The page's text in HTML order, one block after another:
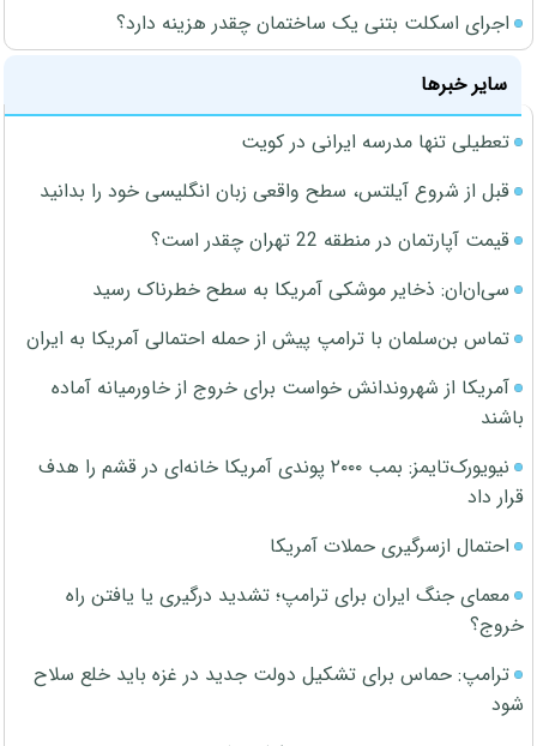
اجرای اسکلت بتنی یک ساختمان چقدر هزینه دارد؟
سایر خبرها
تعطیلی تنها مدرسه ایرانی در کویت
قبل از شروع آیلتس، سطح واقعی زبان انگلیسی خود را بدانید
قیمت آپارتمان در منطقه 22 تهران چقدر است؟
سی‌ان‌ان: ذخایر موشکی آمریکا به سطح خطرناک رسید
تماس بن‌سلمان با ترامپ پیش از حمله احتمالی آمریکا به ایران
آمریکا از شهروندانش خواست برای خروج از خاورمیانه آماده
باشند
نیویورک‌تایمز: بمب ۲۰۰۰ پوندی آمریکا خانه‌ای در قشم را هدف
قرار داد
احتمال ازسرگیری حملات آمریکا
معمای جنگ ایران برای ترامپ؛ تشدید درگیری یا یافتن راه
خروج؟
ترامپ: حماس برای تشکیل دولت جدید در غزه باید خلع سلاح
شود